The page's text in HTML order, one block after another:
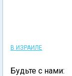
В ИЗРАИЛЕ
Будьте с нами: